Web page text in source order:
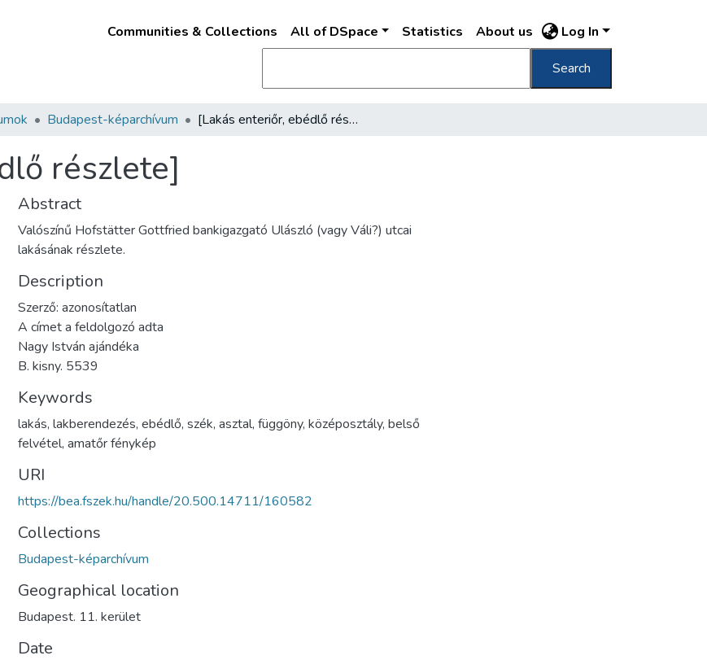
Communities & Collections All of DSpace Statistics About us Log In
Search
Budapest-képarchívum [Lakás enteriőr, ebédlő részlete]
részlete]
Abstract
Valószínű Hofstätter Gottfried bankigazgató Ulászló (vagy Váli?) utcai
lakásának részlete.
Description
Szerző: azonosítatlan
A címet a feldolgozó adta
Nagy István ajándéka
B. kisny. 5539
Keywords
lakás, lakberendezés, ebédlő, szék, asztal, függöny, középosztály, belső
felvétel, amatőr fénykép
URI
https://bea.fszek.hu/handle/20.500.14711/160582
Collections
Budapest-képarchívum
Geographical location
Budapest. 11. kerület
Date